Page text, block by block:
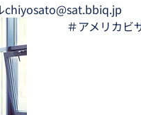
chiyosato@sat.bbiq.jp
＃アメリカビ